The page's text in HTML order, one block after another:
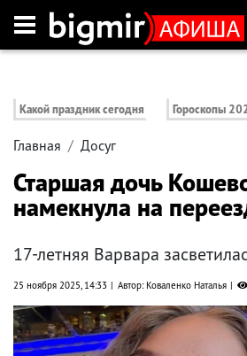
Какой праздник сегодня Гороскопы
Главная Досуг
Старшая дочь
намекнула на
17-летняя Варвара
25 ноября 2025, 14:33 Автор: Коваленко Наталья